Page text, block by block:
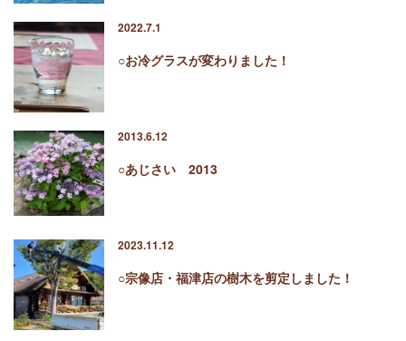
2022.7.1
○お冷グラスが変わりました！
2013.6.12
○あじさい 2013
2023.11.12
○宗像店・福津店の樹木を剪定しました！